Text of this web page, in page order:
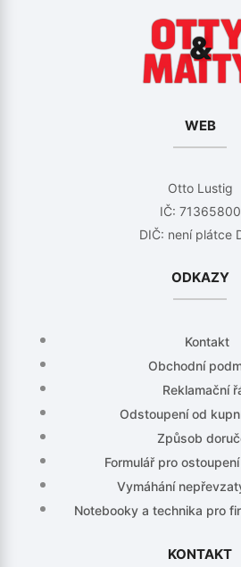
WEB
Otto Lustig
IČ: 71365800
DIČ: není plátce
ODKAZY
Kontakt
Obchodní
Reklamační
Odstoupení od
Způsob
Formulář pro
Vymáhání
Notebooky a technika pro
KONTAKT